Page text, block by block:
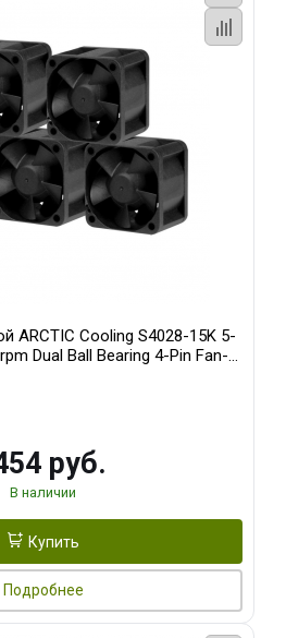
ARCTIC Cooling S4028-15K 5-
Ball Bearing 4-Pin Fan-
руб.
В наличии
Купить
Подробнее